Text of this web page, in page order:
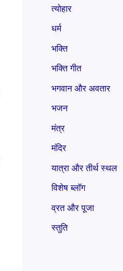
त्योहार
धर्म
भक्ति
भक्ति गीत
भगवान और अवतार
भजन
मंत्र
मंदिर
यात्रा और तीर्थ स्थल
विशेष ब्लॉग
व्रत और पूजा
स्तुति